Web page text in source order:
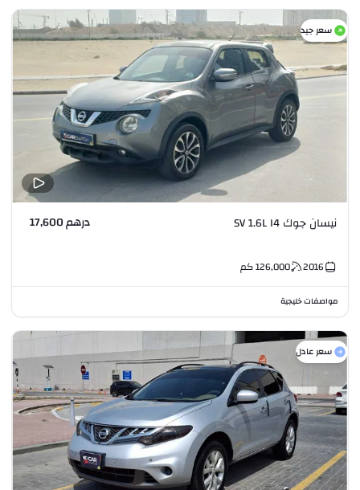
سعر جيد
نيسان جوك SV 1.6L I4 درهم 17,600
2016
126,000كم
مواصفات خليجية
سعر عادل